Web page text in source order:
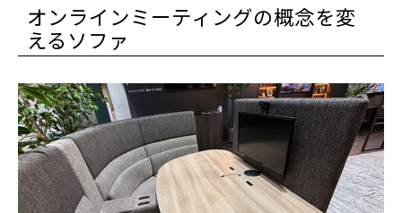
オンラインミーティングの​概念を変
えるソファ